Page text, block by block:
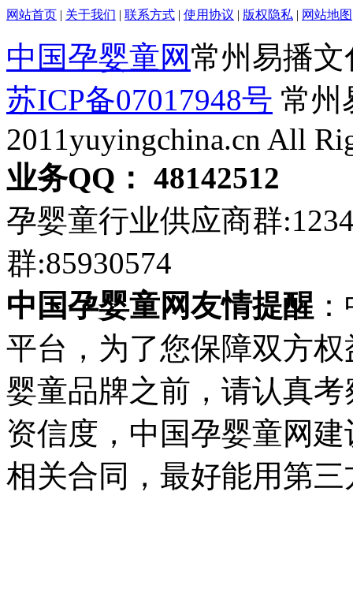
网站首页 | 关于我们 | 联系方式 | 使用协议 | 版权隐私 | 网站地图
中国孕婴童网常州易播
苏ICP备07017948号 常州
2011yuyingchina.cn All
业务QQ： 48142512
孕婴童行业供应商群
群:85930574
中国孕婴童网友情提醒
平台，为了您保障双方
婴童品牌之前，请认真
资信度，中国孕婴童网
相关合同，最好能用第